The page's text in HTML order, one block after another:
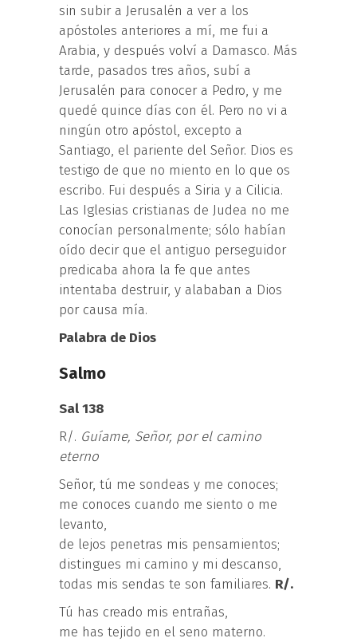
sin subir a Jerusalén a ver a los
apóstoles anteriores a mí, me fui a
Arabia, y después volví a Damasco. Más
tarde, pasados tres años, subí a
Jerusalén para conocer a Pedro, y me
quedé quince días con él. Pero no vi a
ningún otro apóstol, excepto a
Santiago, el pariente del Señor. Dios es
testigo de que no miento en lo que os
escribo. Fui después a Siria y a Cilicia.
Las Iglesias cristianas de Judea no me
conocían personalmente; sólo habían
oído decir que el antiguo perseguidor
predicaba ahora la fe que antes
intentaba destruir, y alababan a Dios
por causa mía.
Palabra de Dios
Salmo
Sal 138
R/. Guíame, Señor, por el camino
eterno
Señor, tú me sondeas y me conoces;
me conoces cuando me siento o me
levanto,
de lejos penetras mis pensamientos;
distingues mi camino y mi descanso,
todas mis sendas te son familiares. R/.
Tú has creado mis entrañas,
me has tejido en el seno materno.